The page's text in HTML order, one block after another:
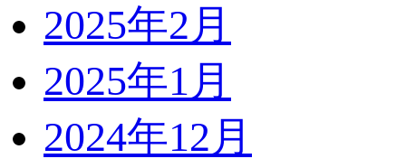
2025年2月
2025年1月
2024年12月